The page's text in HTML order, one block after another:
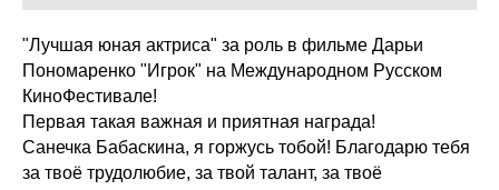
"Лучшая юная актриса" за роль в фильме Дарьи
Пономаренко "Игрок" на Международном Русском
КиноФестивале!
Первая такая важная и приятная награда!
Санечка Бабаскина, я горжусь тобой! Благодарю тебя
за твоё трудолюбие, за твой талант, за твоё